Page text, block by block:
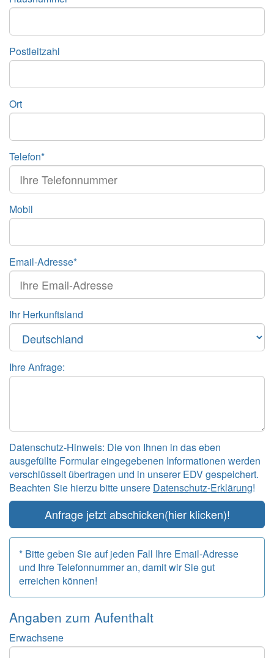
Postleitzahl
Ort
Telefon*
Mobil
Email-Adresse*
Ihr Herkunftsland
Ihre Anfrage:
Datenschutz-Hinweis: Die von Ihnen in das eben
ausgefüllte Formular eingegebenen Informationen werden
verschlüsselt übertragen und in unserer EDV gespeichert.
Beachten Sie hierzu bitte unsere Datenschutz-Erklärung!
Anfrage jetzt abschicken(hier klicken)!
* Bitte geben Sie auf jeden Fall Ihre Email-Adresse
und Ihre Telefonnummer an, damit wir Sie gut
erreichen können!
Angaben zum Aufenthalt
Erwachsene